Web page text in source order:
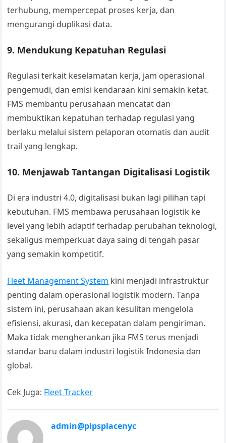
terhubung, mempercepat proses kerja, dan
mengurangi duplikasi data.
9. Mendukung Kepatuhan Regulasi
Regulasi terkait keselamatan kerja, jam operasional
pengemudi, dan emisi kendaraan kini semakin ketat.
FMS membantu perusahaan mencatat dan
membuktikan kepatuhan terhadap regulasi yang
berlaku melalui sistem pelaporan otomatis dan audit
trail yang lengkap.
10. Menjawab Tantangan Digitalisasi Logistik
Di era industri 4.0, digitalisasi bukan lagi pilihan tapi
kebutuhan. FMS membawa perusahaan logistik ke
level yang lebih adaptif terhadap perubahan teknologi,
sekaligus memperkuat daya saing di tengah pasar
yang semakin kompetitif.
Fleet Management System kini menjadi infrastruktur
penting dalam operasional logistik modern. Tanpa
sistem ini, perusahaan akan kesulitan mengelola
efisiensi, akurasi, dan kecepatan dalam pengiriman.
Maka tidak mengherankan jika FMS terus menjadi
standar baru dalam industri logistik Indonesia dan
global.
Cek Juga: Fleet Tracker
admin@pipsplacenyc